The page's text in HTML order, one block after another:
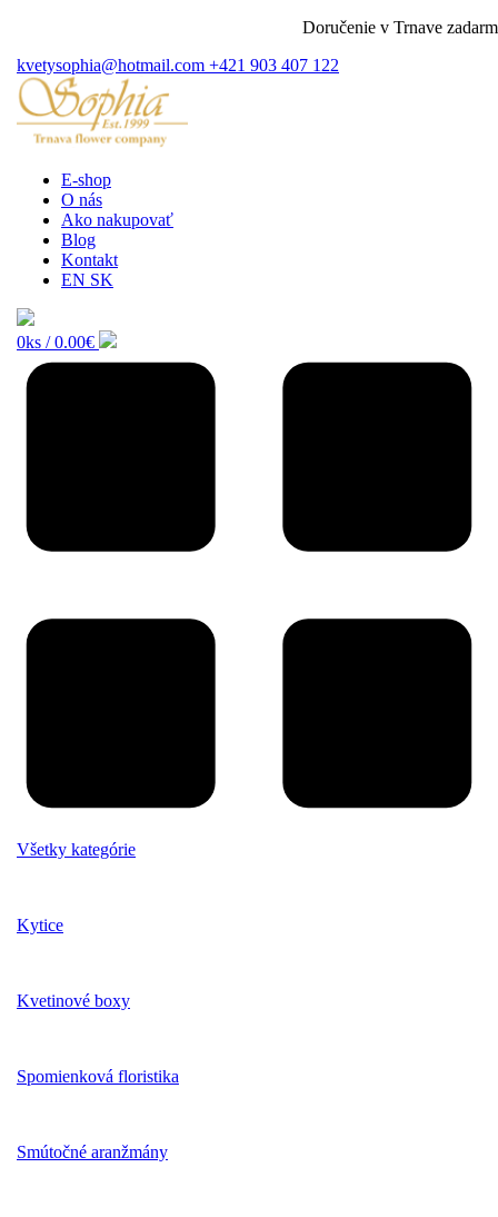
Doručenie v Trnave
kvetysophia@hotmail.com +421 903 407 122
E-shop
O nás
Ako nakupovať
Blog
Kontakt
EN SK
0ks /0.00€
Všetky kategórie
Kytice
Kvetinové boxy
Spomienková floristika
Smútočné aranžmány